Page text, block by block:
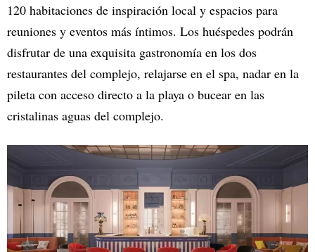
120 habitaciones de inspiración local y espacios para
reuniones y eventos más íntimos. Los huéspedes podrán
disfrutar de una exquisita gastronomía en los dos
restaurantes del complejo, relajarse en el spa, nadar en la
pileta con acceso directo a la playa o bucear en las
cristalinas aguas del complejo.